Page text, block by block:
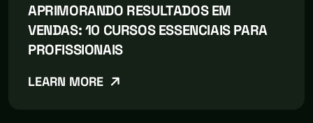
APRIMORANDO RESULTADOS EM
VENDAS: 10 CURSOS ESSENCIAIS PARA
PROFISSIONAIS
LEARN MORE